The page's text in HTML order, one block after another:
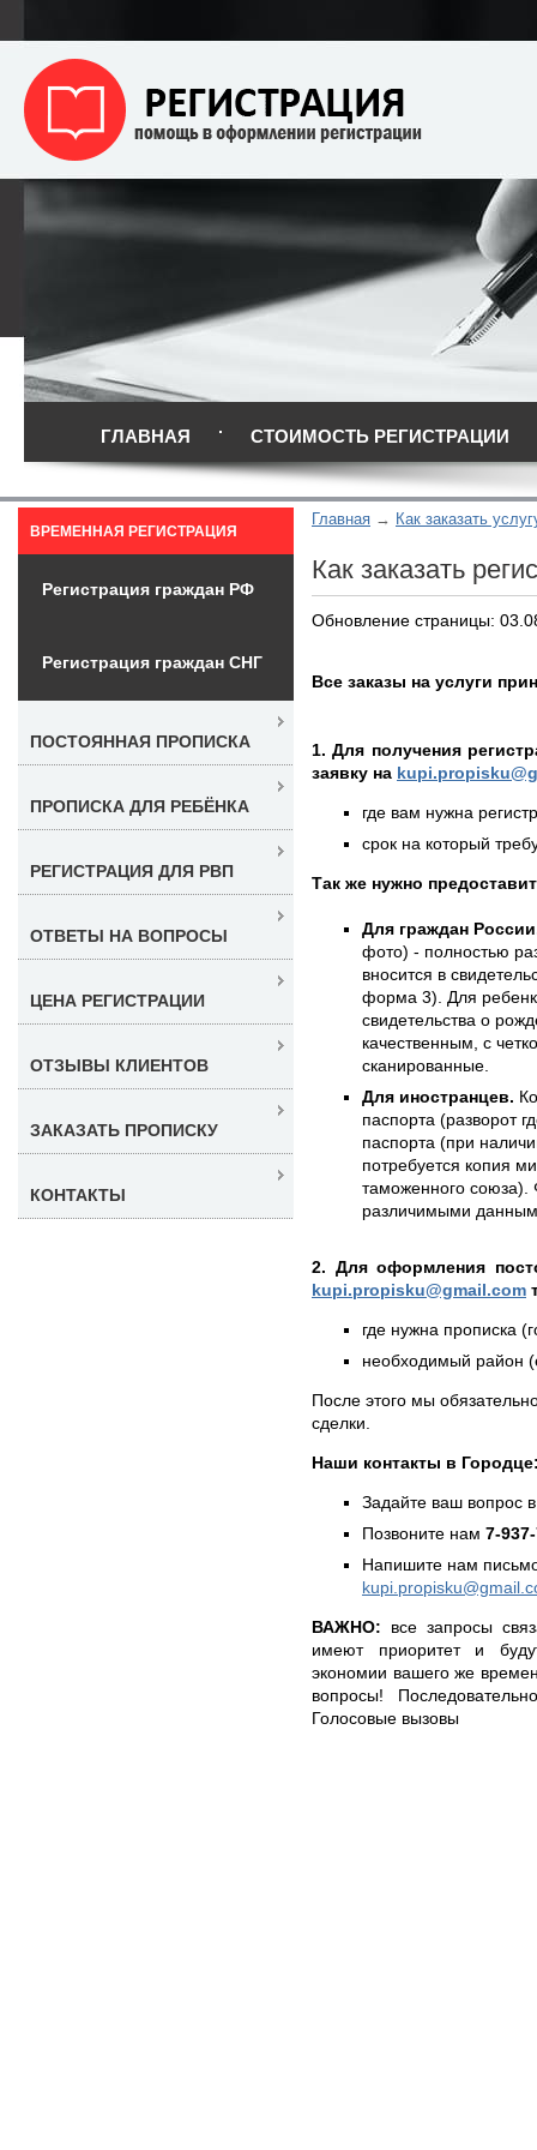
ГЛАВНАЯ СТОИМОСТЬ РЕГИСТРАЦИИ
Главная Как заказать
Как заказать
Обновление страницы:
Все заказы на услуги
1. Для получения
заявку на
где вам нужна
срок на который
Так же нужно
Для граждан
фото) - полностью
вносится в
форма 3). Для
свидетельства о
качественным, с
сканированные.
Для иностранцев.
паспорта (разворот
паспорта (при
потребуется копия
таможенного союза).
различимыми
2. Для оформления
kupi.propisku@gmail.com
где нужна прописка
необходимый район
После этого мы
сделки.
Наши контакты в
Задайте ваш вопрос
Позвоните нам 7-
Напишите нам
ВАЖНО: все запросы
имеют приоритет и
экономии вашего же
вопросы!
Голосовые вызовы
ВРЕМЕННАЯ РЕГИСТРАЦИЯ
Регистрация граждан РФ
Регистрация граждан СНГ
ПОСТОЯННАЯ ПРОПИСКА
ПРОПИСКА ДЛЯ РЕБЁНКА
РЕГИСТРАЦИЯ ДЛЯ РВП
ОТВЕТЫ НА ВОПРОСЫ
ЦЕНА РЕГИСТРАЦИИ
ОТЗЫВЫ КЛИЕНТОВ
ЗАКАЗАТЬ ПРОПИСКУ
КОНТАКТЫ